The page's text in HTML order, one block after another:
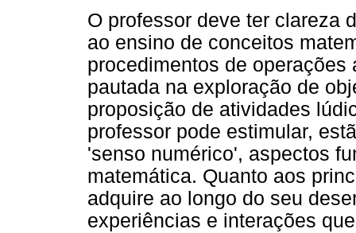
O professor deve ter clareza
ao ensino de conceitos
procedimentos de
pautada na exploração de
proposição de atividades
professor pode estimular,
'senso numérico', aspectos
matemática. Quanto aos
adquire ao longo do seu
experiências e interações